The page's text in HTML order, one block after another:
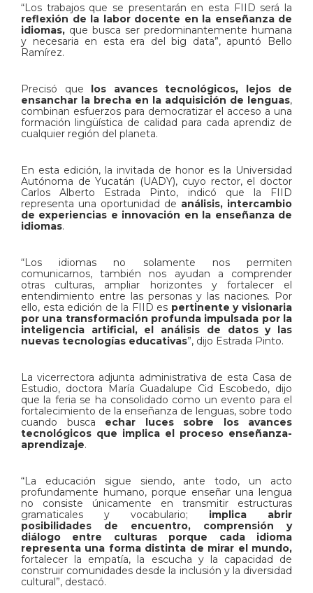
“Los trabajos que se presentarán en esta FIID será la
reflexión de la labor docente en la enseñanza de
idiomas, que busca ser predominantemente humana
y necesaria en esta era del big data”, apuntó Bello
Ramírez.
Precisó que los avances tecnológicos, lejos de
ensanchar la brecha en la adquisición de lenguas,
combinan esfuerzos para democratizar el acceso a una
formación lingüística de calidad para cada aprendiz de
cualquier región del planeta.
En esta edición, la invitada de honor es la Universidad
Autónoma de Yucatán (UADY), cuyo rector, el doctor
Carlos Alberto Estrada Pinto, indicó que la FIID
representa una oportunidad de análisis, intercambio
de experiencias e innovación en la enseñanza de
idiomas.
“Los idiomas no solamente nos permiten
comunicarnos, también nos ayudan a comprender
otras culturas, ampliar horizontes y fortalecer el
entendimiento entre las personas y las naciones. Por
ello, esta edición de la FIID es pertinente y visionaria
por una transformación profunda impulsada por la
inteligencia artificial, el análisis de datos y las
nuevas tecnologías educativas”, dijo Estrada Pinto.
La vicerrectora adjunta administrativa de esta Casa de
Estudio, doctora María Guadalupe Cid Escobedo, dijo
que la feria se ha consolidado como un evento para el
fortalecimiento de la enseñanza de lenguas, sobre todo
cuando busca echar luces sobre los avances
tecnológicos que implica el proceso enseñanza-
aprendizaje.
“La educación sigue siendo, ante todo, un acto
profundamente humano, porque enseñar una lengua
no consiste únicamente en transmitir estructuras
gramaticales y vocabulario; implica abrir
posibilidades de encuentro, comprensión y
diálogo entre culturas porque cada idioma
representa una forma distinta de mirar el mundo,
fortalecer la empatía, la escucha y la capacidad de
construir comunidades desde la inclusión y la diversidad
cultural”, destacó.